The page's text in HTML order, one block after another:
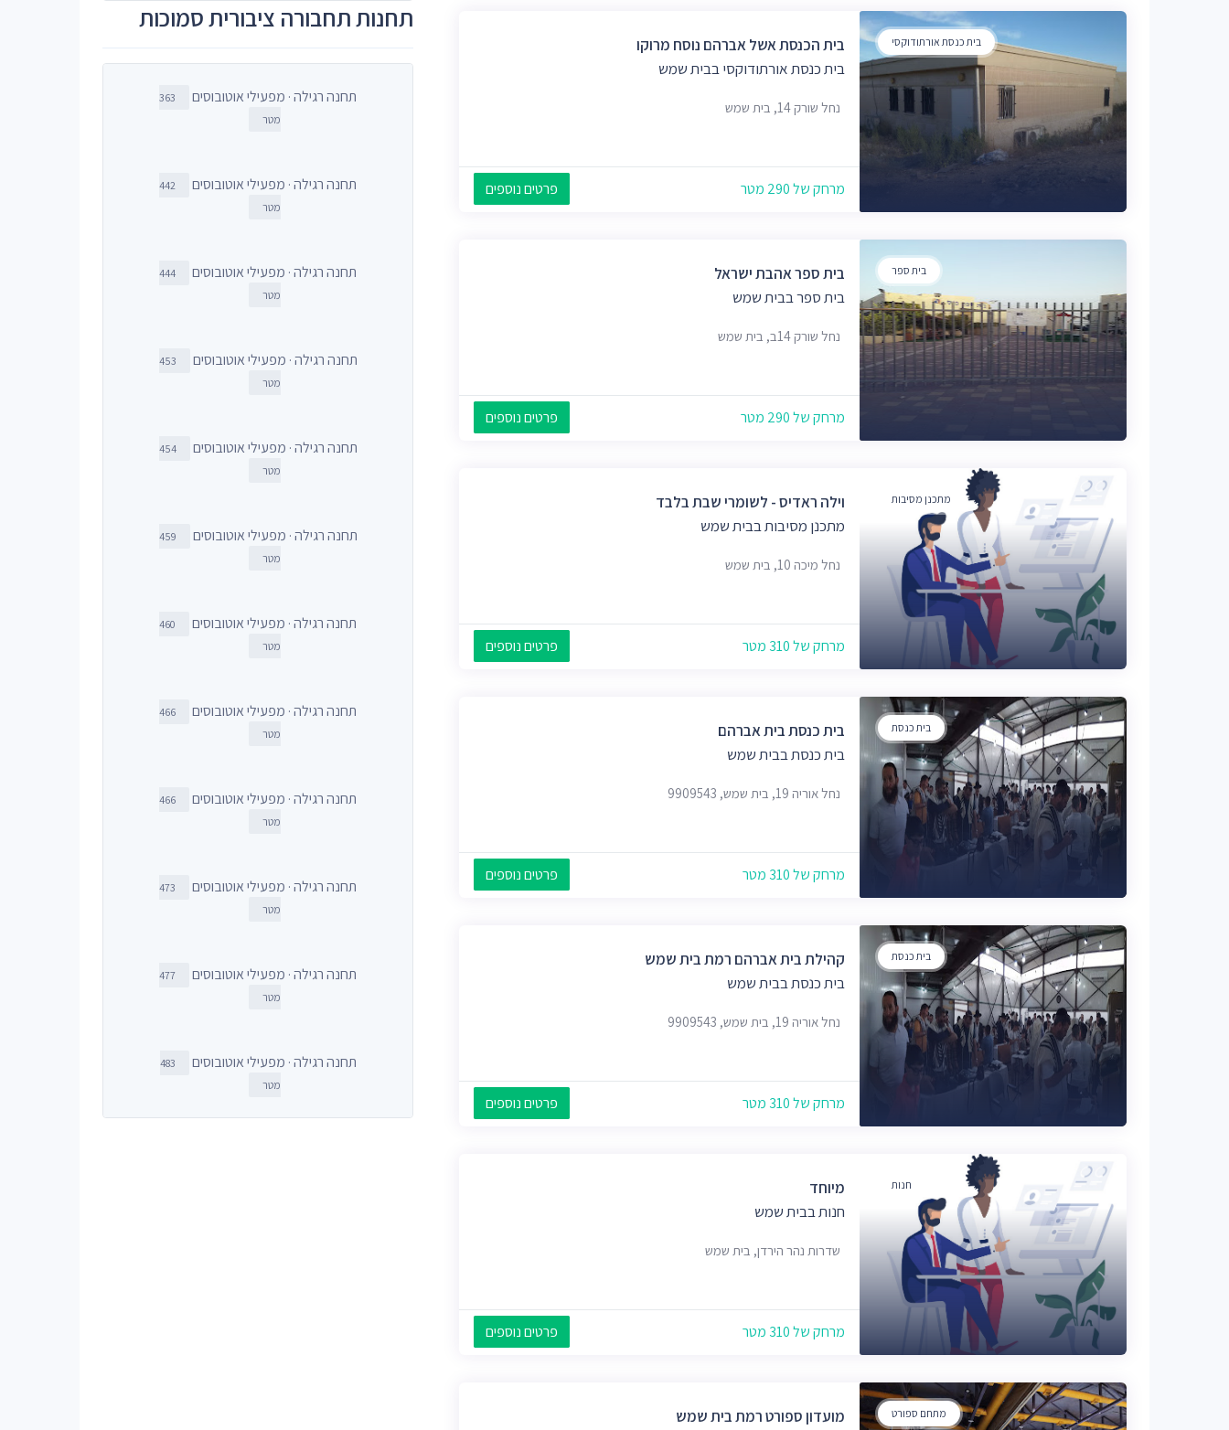
בית כנסת אורתודוקסי
בית הכנסת אשל אברהם נוסח מרוקו
בית כנסת אורתודוקסי בבית שמש
נחל שורק 14, בית שמש
מרחק של 290 מטר פרטים נוספים
בית ספר
בית ספר אהבת ישראל
בית ספר בבית שמש
נחל שורק 14ב, בית שמש
מרחק של 290 מטר פרטים נוספים
מתכנן מסיבות
וילה ראדיס - לשומרי שבת בלבד
מתכנן מסיבות בבית שמש
נחל מיכה 10, בית שמש
מרחק של 310 מטר פרטים נוספים
בית כנסת
בית כנסת בית אברהם
בית כנסת בבית שמש
נחל אוריה 19, בית שמש, 9909543
מרחק של 310 מטר פרטים נוספים
בית כנסת
קהילת בית אברהם רמת בית שמש
בית כנסת בבית שמש
נחל אוריה 19, בית שמש, 9909543
מרחק של 310 מטר פרטים נוספים
חנות
מיוחד
חנות בבית שמש
שדרות נהר הירדן, בית שמש
מרחק של 310 מטר פרטים נוספים
מתחם ספורט
מועדון ספורט רמת בית שמש
תחנות תחבורה ציבורית סמוכות
תחנה רגילה · מפעילי אוטובוסים
363
מטר
תחנה רגילה · מפעילי אוטובוסים
442
מטר
תחנה רגילה · מפעילי אוטובוסים
444
מטר
תחנה רגילה · מפעילי אוטובוסים
453
מטר
תחנה רגילה · מפעילי אוטובוסים
454
מטר
תחנה רגילה · מפעילי אוטובוסים
459
מטר
תחנה רגילה · מפעילי אוטובוסים
460
מטר
תחנה רגילה · מפעילי אוטובוסים
466
מטר
תחנה רגילה · מפעילי אוטובוסים
466
מטר
תחנה רגילה · מפעילי אוטובוסים
473
מטר
תחנה רגילה · מפעילי אוטובוסים
477
מטר
תחנה רגילה · מפעילי אוטובוסים
483
מטר